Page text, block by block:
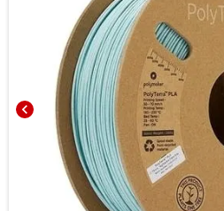
chevron_left